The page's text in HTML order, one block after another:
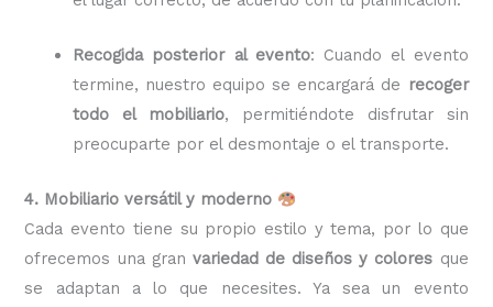
Recogida posterior al evento: Cuando el evento
termine, nuestro equipo se encargará de recoger
todo el mobiliario, permitiéndote disfrutar sin
preocuparte por el desmontaje o el transporte.
4. Mobiliario versátil y moderno
Cada evento tiene su propio estilo y tema, por lo que
ofrecemos una gran variedad de diseños y colores que
se adaptan a lo que necesites. Ya sea un evento